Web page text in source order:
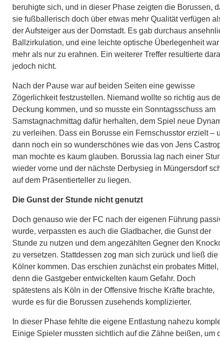
beruhigte sich, und in dieser Phase zeigten die Borussen,
sie fußballerisch doch über etwas mehr Qualität verfügen
der Aufsteiger aus der Domstadt. Es gab durchaus
Ballzirkulation, und eine leichte optische Überlegenheit war
mehr als nur zu erahnen. Ein weiterer Treffer resultierte
jedoch nicht.
Nach der Pause war auf beiden Seiten eine gewisse
Zögerlichkeit festzustellen. Niemand wollte so richtig aus
Deckung kommen, und so musste ein Sonntagsschuss am
Samstagnachmittag dafür herhalten, dem Spiel neue
zu verleihen. Dass ein Borusse ein Fernschusstor erzielt –
dann noch ein so wunderschönes wie das von Jens
man mochte es kaum glauben. Borussia lag nach einer
wieder vorne und der nächste Derbysieg in Müngersdorf
auf dem Präsentierteller zu liegen.
Die Gunst der Stunde nicht genutzt
Doch genauso wie der FC nach der eigenen Führung
wurde, verpassten es auch die Gladbacher, die Gunst der
Stunde zu nutzen und dem angezählten Gegner den
zu versetzen. Stattdessen zog man sich zurück und ließ die
Kölner kommen. Das erschien zunächst ein probates Mittel,
denn die Gastgeber entwickelten kaum Gefahr. Doch
spätestens als Köln in der Offensive frische Kräfte brachte,
wurde es für die Borussen zusehends komplizierter.
In dieser Phase fehlte die eigene Entlastung nahezu
Einige Spieler mussten sichtlich auf die Zähne beißen, um